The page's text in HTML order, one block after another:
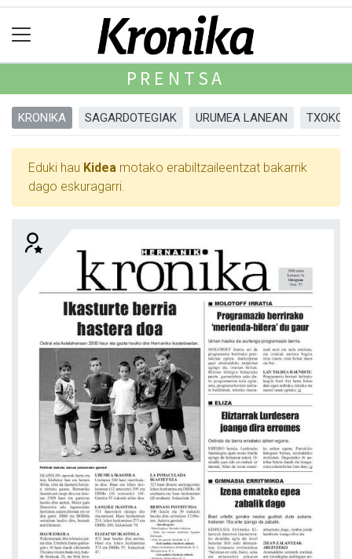
PRENTSA
KRONIKA SAGARDOTEGIAK URUMEA LANEAN
Eduki hau Kidea motako erabiltzaileentzat bakarrik
dago eskuragarri.